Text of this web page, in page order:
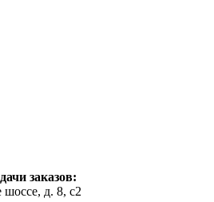
заказов:
д. 8, с2